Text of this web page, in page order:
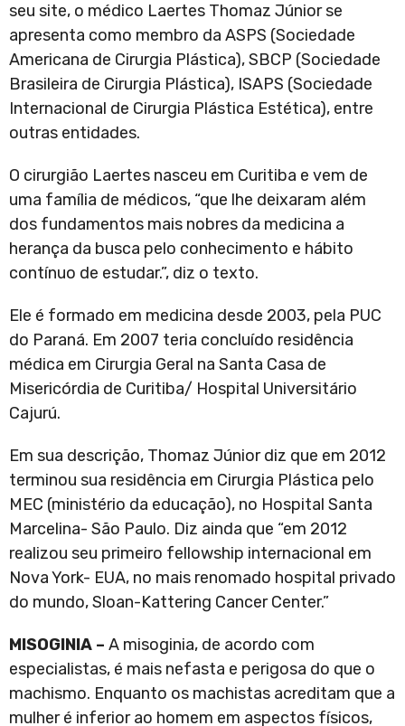
seu site, o médico Laertes Thomaz Júnior se
apresenta como membro da ASPS (Sociedade
Americana de Cirurgia Plástica), SBCP (Sociedade
Brasileira de Cirurgia Plástica), ISAPS (Sociedade
Internacional de Cirurgia Plástica Estética), entre
outras entidades.
O cirurgião Laertes nasceu em Curitiba e vem de
uma família de médicos, “que lhe deixaram além
dos fundamentos mais nobres da medicina a
herança da busca pelo conhecimento e hábito
contínuo de estudar.”, diz o texto.
Ele é formado em medicina desde 2003, pela PUC
do Paraná. Em 2007 teria concluído residência
médica em Cirurgia Geral na Santa Casa de
Misericórdia de Curitiba/ Hospital Universitário
Cajurú.
Em sua descrição, Thomaz Júnior diz que em 2012
terminou sua residência em Cirurgia Plástica pelo
MEC (ministério da educação), no Hospital Santa
Marcelina- São Paulo. Diz ainda que “em 2012
realizou seu primeiro fellowship internacional em
Nova York- EUA, no mais renomado hospital privado
do mundo, Sloan-Kattering Cancer Center.”
MISOGINIA – A misoginia, de acordo com
especialistas, é mais nefasta e perigosa do que o
machismo. Enquanto os machistas acreditam que a
mulher é inferior ao homem em aspectos físicos,